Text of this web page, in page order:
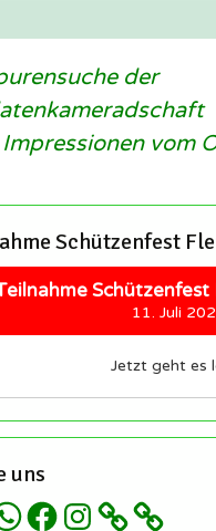
der
Impressionen vom
Schützenfest
Schützenfest
11. Juli
Jetzt geht es
uns
FacebookInstagram